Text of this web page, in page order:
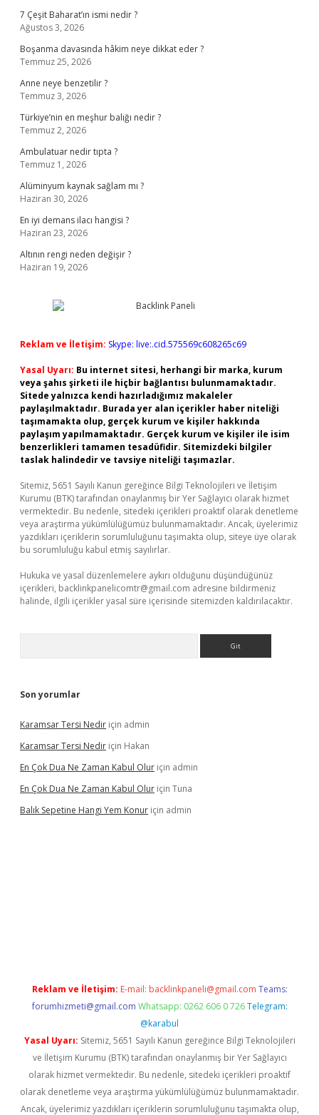
7 Çeşit Baharat’ın ismi nedir ?
Ağustos 3, 2026
Boşanma davasında hâkim neye dikkat eder ?
Temmuz 25, 2026
Anne neye benzetilir ?
Temmuz 3, 2026
Türkiye’nin en meşhur balığı nedir ?
Temmuz 2, 2026
Ambulatuar nedir tıpta ?
Temmuz 1, 2026
Alüminyum kaynak sağlam mı ?
Haziran 30, 2026
En iyi demans ilacı hangisi ?
Haziran 23, 2026
Altının rengi neden değişir ?
Haziran 19, 2026
Reklam ve İletişim: Skype: live:.cid.575569c608265c69
Yasal Uyarı: Bu internet sitesi, herhangi bir marka, kurum
veya şahıs şirketi ile hiçbir bağlantısı bulunmamaktadır.
Sitede yalnızca kendi hazırladığımız makaleler
paylaşılmaktadır. Burada yer alan içerikler haber niteliği
taşımamakta olup, gerçek kurum ve kişiler hakkında
paylaşım yapılmamaktadır. Gerçek kurum ve kişiler ile isim
benzerlikleri tamamen tesadüfidir. Sitemizdeki bilgiler
taslak halindedir ve tavsiye niteliği taşımazlar.
Sitemiz, 5651 Sayılı Kanun gereğince Bilgi Teknolojileri ve İletişim
Kurumu (BTK) tarafından onaylanmış bir Yer Sağlayıcı olarak hizmet
vermektedir. Bu nedenle, sitedeki içerikleri proaktif olarak denetleme
veya araştırma yükümlülüğümüz bulunmamaktadır. Ancak, üyelerimiz
yazdıkları içeriklerin sorumluluğunu taşımakta olup, siteye üye olarak
bu sorumluluğu kabul etmiş sayılırlar.
Hukuka ve yasal düzenlemelere aykırı olduğunu düşündüğünüz
içerikleri, backlinkpanelicomtr@gmail.com adresine bildirmeniz
halinde, ilgili içerikler yasal süre içerisinde sitemizden kaldırılacaktır.
Son yorumlar
Karamsar Tersi Nedir için admin
Karamsar Tersi Nedir için Hakan
En Çok Dua Ne Zaman Kabul Olur için admin
En Çok Dua Ne Zaman Kabul Olur için Tuna
Balık Sepetine Hangi Yem Konur için admin
Reklam ve İletişim: E-mail: backlinkpaneli@gmail.com Teams:
forumhizmeti@gmail.com Whatsapp: 0262 606 0 726 Telegram:
@karabul
Yasal Uyarı: Sitemiz, 5651 Sayılı Kanun gereğince Bilgi Teknolojileri
ve İletişim Kurumu (BTK) tarafından onaylanmış bir Yer Sağlayıcı
olarak hizmet vermektedir. Bu nedenle, sitedeki içerikleri proaktif
olarak denetleme veya araştırma yükümlülüğümüz bulunmamaktadır.
Ancak, üyelerimiz yazdıkları içeriklerin sorumluluğunu taşımakta olup,